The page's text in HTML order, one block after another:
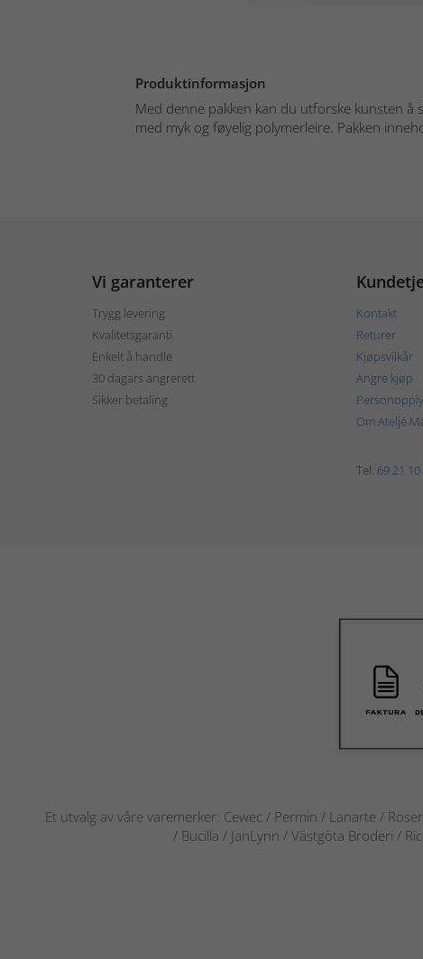
Produktinformasjon
Med denne pakken kan du utforske kunsten å
med myk og føyelig polymerleire. Pakken
Vi garanterer
Trygg levering
Kvalitetsgaranti
Enkelt å handle
30 dagars angrerett
Sikker betaling
Kontakt
Returer
Kjøpsvilkår
Angre kjøp
Om Ateljé
Tel: 69 21 10
Et utvalg av våre varemerker: Cewec / Permin / Lanarte /
/ Bucilla / JanLynn / Västgöta Broderi /